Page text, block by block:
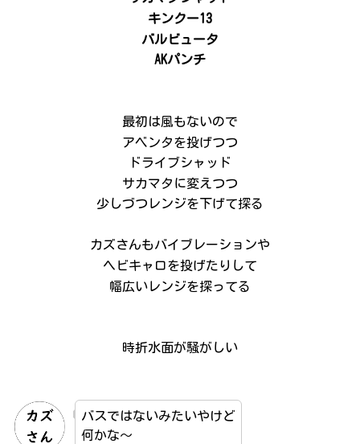
キンクー13
バルビュータ
AKパンチ
最初は風もないので
アベンタを投げつつ
ドライブシャッド
サカマタに変えつつ
少しづつレンジを下げて探る
カズさんもバイブレーションや
ヘビキャロを投げたりして
幅広いレンジを探ってる
時折水面が騒がしい
バスではないみたいやけど
何かな～